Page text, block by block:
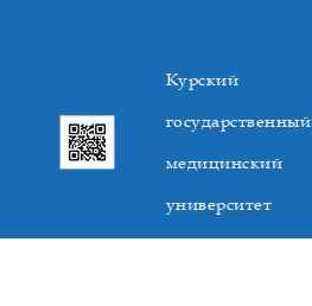
Курский
государственный
медицинский
университет